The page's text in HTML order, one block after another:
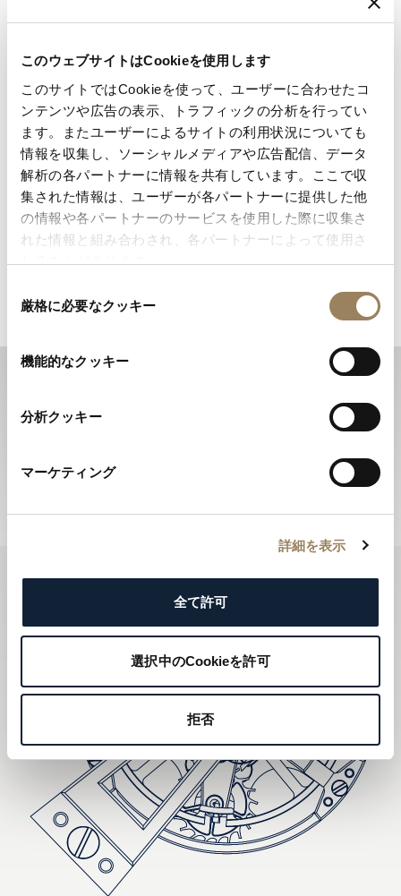
このウェブサイトはCookieを使用します
このサイトではCookieを使って、ユーザーに合わせたコ
ンテンツや広告の表示、トラフィックの分析を行ってい
ます。またユーザーによるサイトの利用状況についても
情報を収集し、ソーシャルメディアや広告配信、データ
解析の各パートナーに情報を共有しています。ここで収
集された情報は、ユーザーが各パートナーに提供した他
の情報や各パートナーのサービスを使用した際に収集さ
れた情報と組み合わされ、各パートナーによって使用さ
れることがあります。
厳格に必要なクッキー
機能的なクッキー
分析クッキー
マーケティング
詳細を表示
全て許可
選択中のCookieを許可
拒否
ニュースレターに登録する
ブレゲのニュースレターでは、年間を通じてブレゲの最